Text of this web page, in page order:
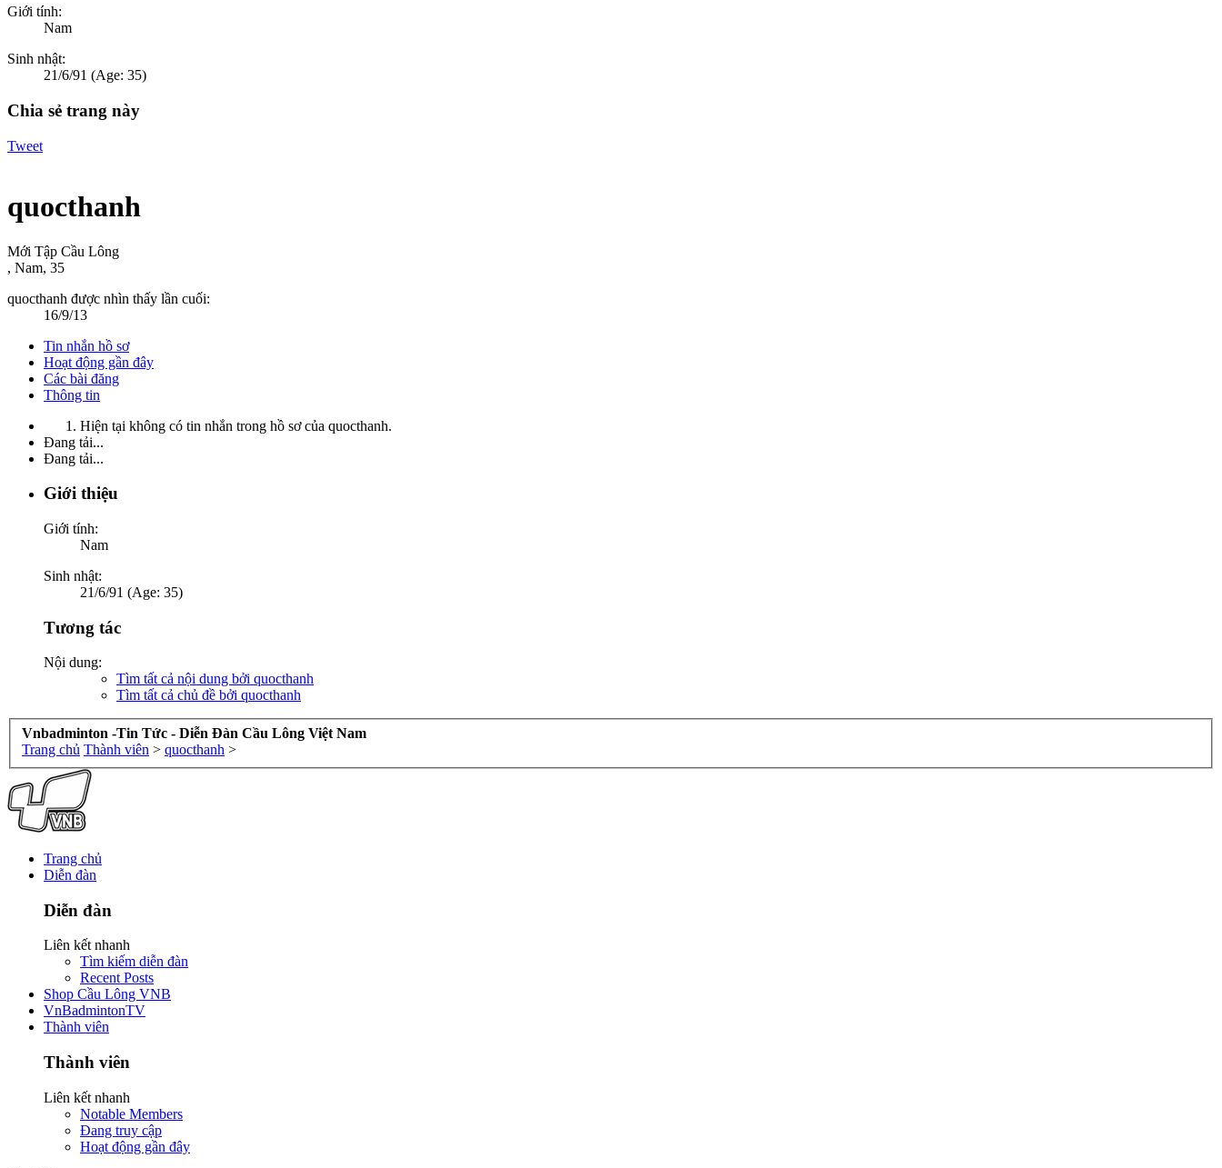
Giới tính:
Nam
Sinh nhật:
21/6/91 (Age: 35)
Chia sẻ trang này
Tweet
quocthanh
Mới Tập Cầu Lông
, Nam, 35
quocthanh được nhìn thấy lần cuối:
16/9/13
Tin nhắn hồ sơ
Hoạt động gần đây
Các bài đăng
Thông tin
Hiện tại không có tin nhắn trong hồ sơ của quocthanh.
Đang tải...
Đang tải...
Giới thiệu
Giới tính:
Nam
Sinh nhật:
21/6/91 (Age: 35)
Tương tác
Nội dung:
Tìm tất cả nội dung bởi quocthanh
Tìm tất cả chủ đề bởi quocthanh
Vnbadminton -Tin Tức - Diễn Đàn Cầu Lông Việt Nam
Trang chủ Thành viên > quocthanh >
Trang chủ
Diễn đàn
Diễn đàn
Liên kết nhanh
Tìm kiếm diễn đàn
Recent Posts
Shop Cầu Lông VNB
VnBadmintonTV
Thành viên
Thành viên
Liên kết nhanh
Notable Members
Đang truy cập
Hoạt động gần đây